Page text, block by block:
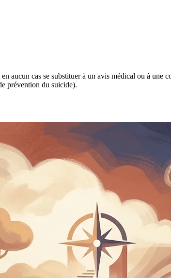
aucun cas se substituer à un avis médical ou à une
prévention du suicide).